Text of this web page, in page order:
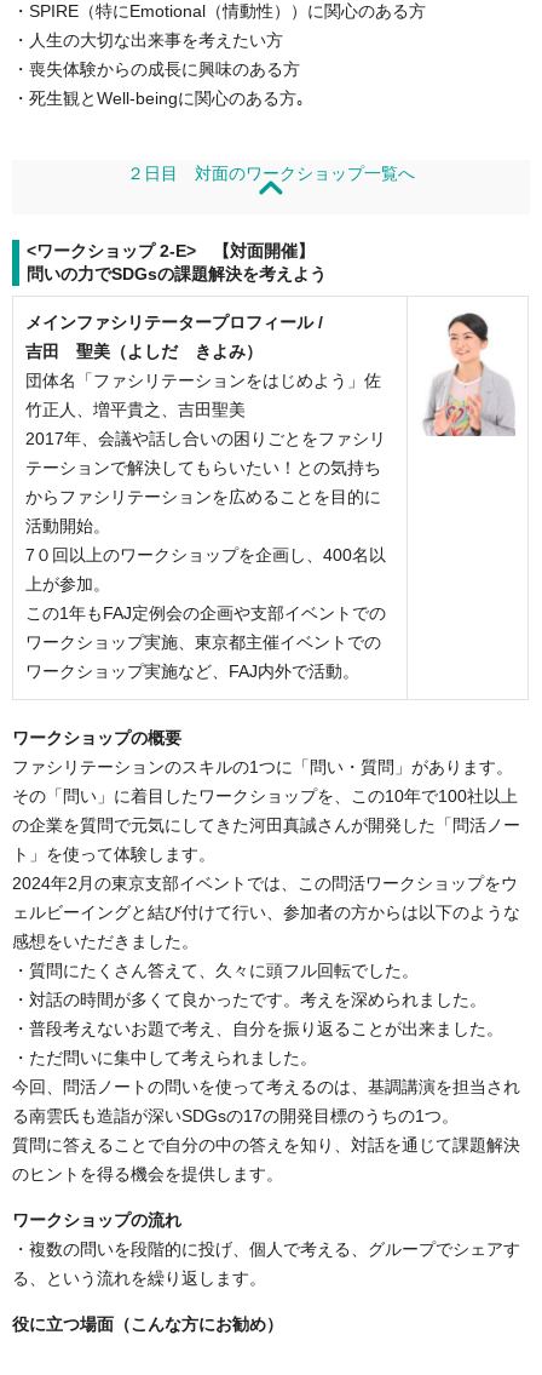
・SPIRE（特にEmotional（情動性））に関心のある方
・人生の大切な出来事を考えたい方
・喪失体験からの成長に興味のある方
・死生観とWell-beingに関心のある方｡
２日目 対面のワークショップ一覧へ
<ワークショップ 2-E> 【対面開催】
問いの力でSDGsの課題解決を考えよう
メインファシリテータープロフィール /
吉田 聖美（よしだ きよみ）
団体名「ファシリテーションをはじめよう」佐
竹正人、増平貴之、吉田聖美
2017年、会議や話し合いの困りごとをファシリ
テーションで解決してもらいたい！との気持ち
からファシリテーションを広めることを目的に
活動開始。
7０回以上のワークショップを企画し、400名以
上が参加。
この1年もFAJ定例会の企画や支部イベントでの
ワークショップ実施、東京都主催イベントでの
ワークショップ実施など、FAJ内外で活動。
ワークショップの概要
ファシリテーションのスキルの1つに「問い・質問」があります。
その「問い」に着目したワークショップを、この10年で100社以上
の企業を質問で元気にしてきた河田真誠さんが開発した「問活ノー
ト」を使って体験します。
2024年2月の東京支部イベントでは、この問活ワークショップをウ
ェルビーイングと結び付けて行い、参加者の方からは以下のような
感想をいただきました。
・質問にたくさん答えて、久々に頭フル回転でした。
・対話の時間が多くて良かったです。考えを深められました。
・普段考えないお題で考え、自分を振り返ることが出来ました。
・ただ問いに集中して考えられました。
今回、問活ノートの問いを使って考えるのは、基調講演を担当され
る南雲氏も造詣が深いSDGsの17の開発目標のうちの1つ。
質問に答えることで自分の中の答えを知り、対話を通じて課題解決
のヒントを得る機会を提供します。
ワークショップの流れ
・ 複数の問いを段階的に投げ、個人で考える、グループでシェアす
る、という流れを繰り返します。
役に立つ場面（こんな方にお勧め）